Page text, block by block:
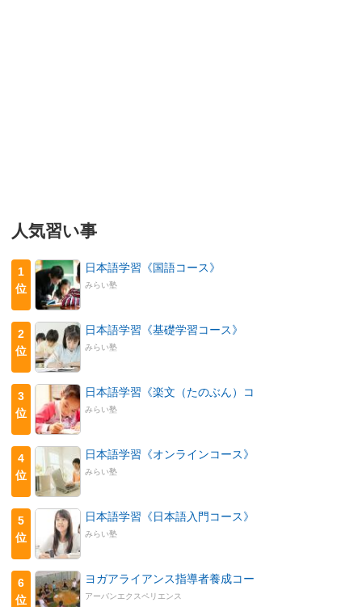
人気習い事
1
位
日本語学習《国語コース》
みらい塾
2
位
日本語学習《基礎学習コース》
みらい塾
3
位
日本語学習《楽文（たのぶん）コ
みらい塾
4
位
日本語学習《オンラインコース》
みらい塾
5
位
日本語学習《日本語入門コース》
みらい塾
6
位
ヨガアライアンス指導者養成コー
アーバンエクスペリエンス